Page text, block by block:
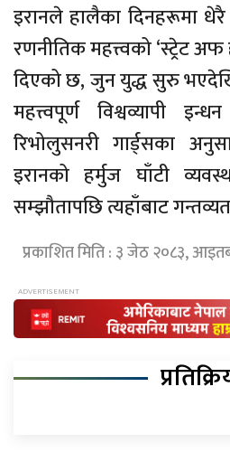
इरानले हालैका दिनहरूमा
रणनीतिक महत्त्वको ‘स्ट्रेट
दिएको छ, जुन युद्ध सुरु
महत्त्वपूर्ण विश्वव्यापी
रिभोलुसनरी गार्ड्सका
इरानको हर्मुज घाँटी
सम्झौतापछि त्यहाँबाट
प्रकाशित मिति : ३ जेठ २०८३,